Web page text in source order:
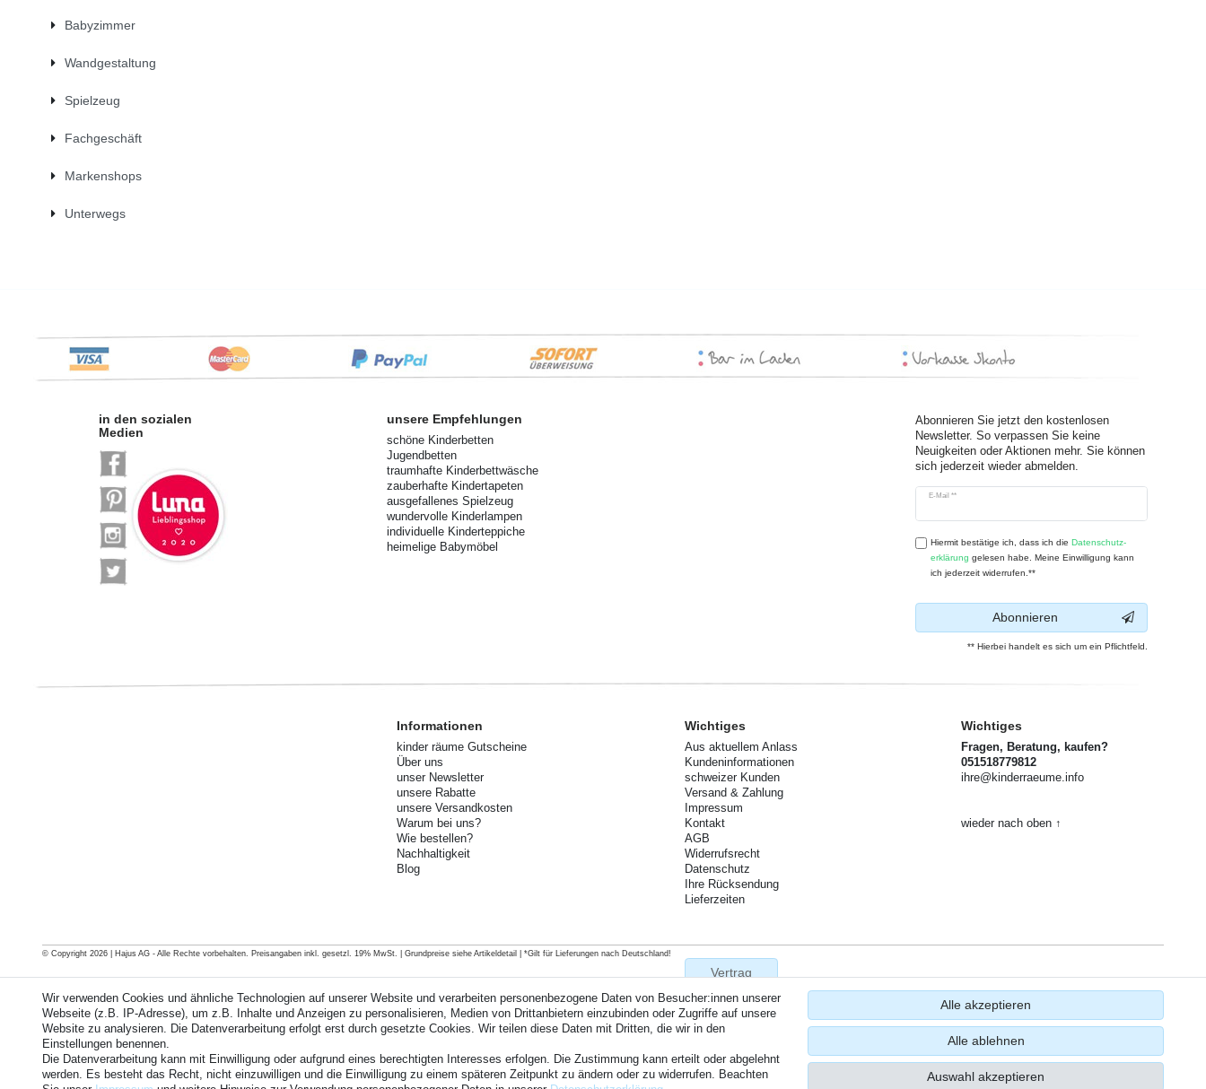
Babyzimmer
Wandgestaltung
Spielzeug
Fachgeschäft
Markenshops
Unterwegs
in den sozialen
Medien
unsere Empfehlungen
schöne Kinderbetten
Jugendbetten
traumhafte Kinderbettwäsche
zauberhafte Kindertapeten
ausgefallenes Spielzeug
wundervolle Kinderlampen
individuelle Kinderteppiche
heimelige Babymöbel
Abonnieren Sie jetzt den kostenlosen
Newsletter. So verpassen Sie keine
Neuigkeiten oder Aktionen mehr. Sie können
sich jederzeit wieder abmelden.
E-Mail **
Newsletter
Hiermit bestätige ich, dass ich die Daten­schutz­
erklärung gelesen habe. Meine Einwilligung kann
ich jederzeit widerrufen.**
Abonnieren
** Hierbei handelt es sich um ein Pflichtfeld.
Informationen
kinder räume Gutscheine
Über uns
unser Newsletter
unsere Rabatte
unsere Versandkosten
Warum bei uns?
Wie bestellen?
Nachhaltigkeit
Blog
Wichtiges
Aus aktuellem Anlass
Kundeninformationen
schweizer Kunden
Versand & Zahlung
Impressum
Kontakt
AGB
Widerrufsrecht
Datenschutz
Ihre Rücksendung
Lieferzeiten
Wichtiges
Fragen, Beratung, kaufen?
051518779812
ihre@kinderraeume.info
wieder nach oben ↑
© Copyright 2026 | Hajus AG - Alle Rechte vorbehalten. Preisangaben inkl. gesetzl. 19% MwSt. | Grundpreise siehe Artikeldetail | *Gilt für Lieferungen nach Deutschland!
Vertrag
Kontakt
Wir verwenden Cookies und ähnliche Technologien auf unserer Website und verarbeiten personenbezogene Daten von Besucher:innen unserer
Webseite (z.B. IP-Adresse), um z.B. Inhalte und Anzeigen zu personalisieren, Medien von Drittanbietern einzubinden oder Zugriffe auf unsere
Website zu analysieren. Die Datenverarbeitung erfolgt erst durch gesetzte Cookies. Wir teilen diese Daten mit Dritten, die wir in den
Einstellungen benennen.
Die Datenverarbeitung kann mit Einwilligung oder aufgrund eines berechtigten Interesses erfolgen. Die Zustimmung kann erteilt oder abgelehnt
werden. Es besteht das Recht, nicht einzuwilligen und die Einwilligung zu einem späteren Zeitpunkt zu ändern oder zu widerrufen. Beachten
Alle akzeptieren
Alle ablehnen
Auswahl akzeptieren